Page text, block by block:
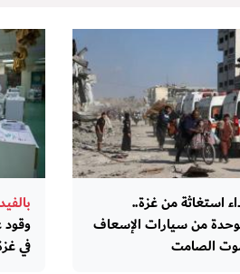
استغاثة من غزة..
من سيارات الإسعاف
الصامت
في